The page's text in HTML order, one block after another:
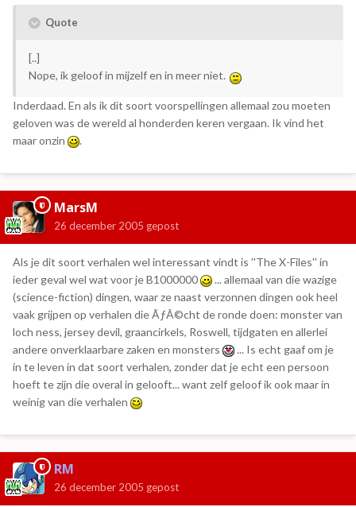
Quote
[..]
Nope, ik geloof in mijzelf en in meer niet.
Inderdaad. En als ik dit soort voorspellingen allemaal zou moeten
geloven was de wereld al honderden keren vergaan. Ik vind het
maar onzin
.
MarsM
26 december 2005 gepost
Als je dit soort verhalen wel interessant vindt is ''The X-Files'' in
ieder geval wel wat voor je B1000000
... allemaal van die wazige
(science-fiction) dingen, waar ze naast verzonnen dingen ook heel
vaak grijpen op verhalen die ÃƒÂ©cht de ronde doen: monster van
loch ness, jersey devil, graancirkels, Roswell, tijdgaten en allerlei
andere onverklaarbare zaken en monsters
... Is echt gaaf om je
in te leven in dat soort verhalen, zonder dat je echt een persoon
hoeft te zijn die overal in gelooft... want zelf geloof ik ook maar in
weinig van die verhalen
RM
26 december 2005 gepost